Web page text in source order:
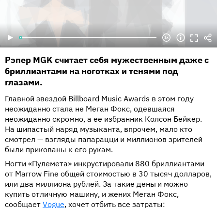
Рэпер MGK считает себя мужественным даже с
бриллиантами на ноготках и тенями под
глазами.
Главной звездой Billboard Music Awards в этом году
неожиданно стала не Меган Фокс, одевшаяся
неожиданно скромно, а ее избранник Колсон Бейкер.
На шипастый наряд музыканта, впрочем, мало кто
смотрел — взгляды папарацци и миллионов зрителей
были прикованы к его рукам.
Ногти «Пулемета» инкрустировали 880 бриллиантами
от Marrow Fine общей стоимостью в 30 тысяч долларов,
или два миллиона рублей. За такие деньги можно
купить отличную машину, и жених Меган Фокс,
сообщает Vogue, хочет отбить все затраты: